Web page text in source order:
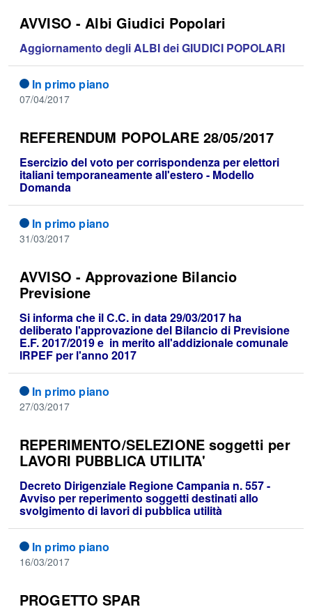
AVVISO - Albi Giudici Popolari
Aggiornamento degli ALBI dei GIUDICI POPOLARI
In primo piano
07/04/2017
REFERENDUM POPOLARE 28/05/2017
Esercizio del voto per corrispondenza per elettori
italiani temporaneamente all'estero - Modello
Domanda
In primo piano
31/03/2017
AVVISO - Approvazione Bilancio
Previsione
Si informa che il C.C. in data 29/03/2017 ha
deliberato l'approvazione del Bilancio di Previsione
E.F. 2017/2019 e in merito all'addizionale comunale
IRPEF per l'anno 2017
In primo piano
27/03/2017
REPERIMENTO/SELEZIONE soggetti per
LAVORI PUBBLICA UTILITA'
Decreto Dirigenziale Regione Campania n. 557 -
Avviso per reperimento soggetti destinati allo
svolgimento di lavori di pubblica utilità
In primo piano
16/03/2017
PROGETTO SPAR